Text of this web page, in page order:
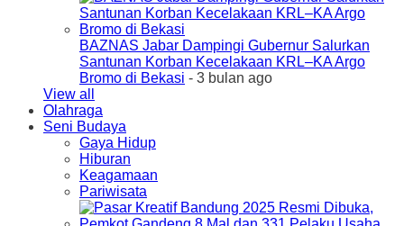
BAZNAS Jabar Dampingi Gubernur Salurkan
Santunan Korban Kecelakaan KRL–KA Argo
Bromo di Bekasi - 3 bulan ago
View all
Olahraga
Seni Budaya
Gaya Hidup
Hiburan
Keagamaan
Pariwisata